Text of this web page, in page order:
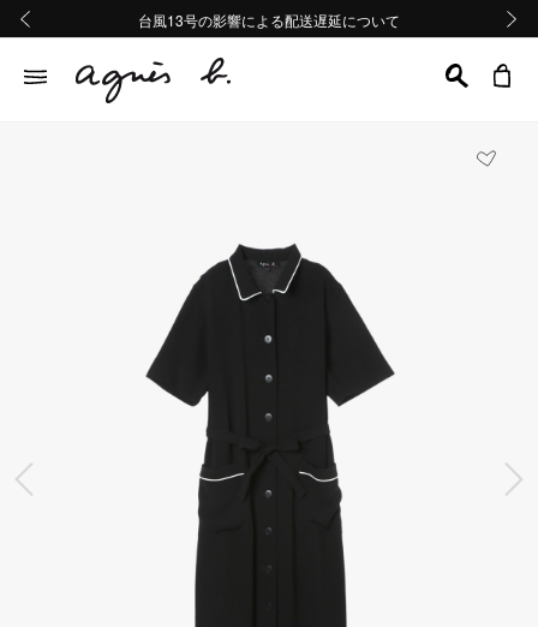
熊本地域地震の影響による配送遅延について
Summer Sale 2buy10%OFF!!
台風13号の影響による配送遅延について
熊本地域地震の影響による配送遅延について
Summer Sale 2buy10%OFF!!
前の画像